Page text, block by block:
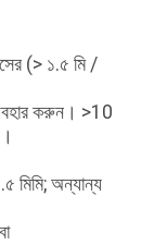
(> ১.৫ মি /
করুন। >10
মিমি; অন্যান্য